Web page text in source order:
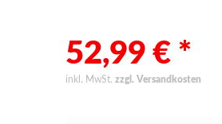
52,99 € *
inkl. MwSt.zzgl. Versandkosten